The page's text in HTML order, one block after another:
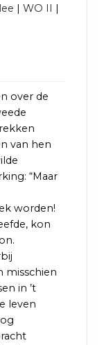
| WO II |
over de
van hen
“Maar
worden!
kon
misschien
in ’t
leven